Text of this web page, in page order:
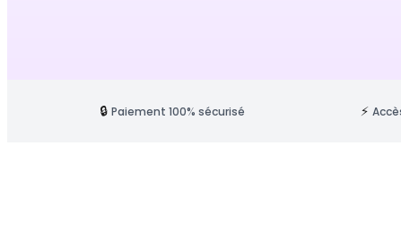
🔒 Paiement 100% sécurisé ⚡